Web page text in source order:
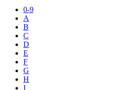
0-9
A
B
C
D
E
F
G
H
I